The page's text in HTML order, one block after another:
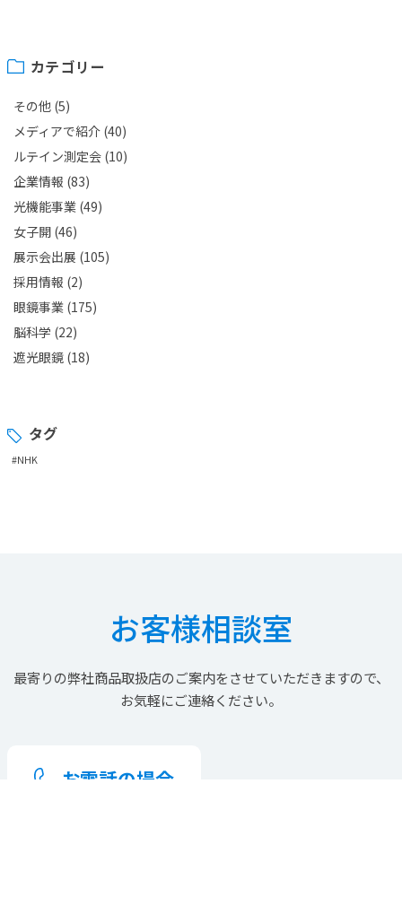
カテゴリー
その他(5)
メディアで紹介(40)
ルテイン測定会(10)
企業情報 (83)
光機能事業(49)
女子開(46)
展示会出展 (105)
採用情報 (2)
眼鏡事業(175)
脳科学 (22)
遮光眼鏡(18)
タグ
#NHK
お客様相談室
最寄りの弊社商品取扱店のご案内をさせていただきますので、
お気軽にご連絡ください。
お電話の場合